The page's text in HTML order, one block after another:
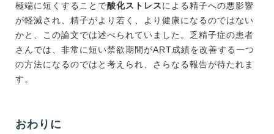
極端に短くすることで酸化ストレスによる精子への悪影響
が軽減され、精子がより若く、より健康になるのではない
かと、この論文では述べられていました。乏精子症の患者
さんでは、非常に短い禁欲期間がART成績を改善する一つ
の方法になるのではと考えられ、さらなる報告が待たれま
す。
おわりに